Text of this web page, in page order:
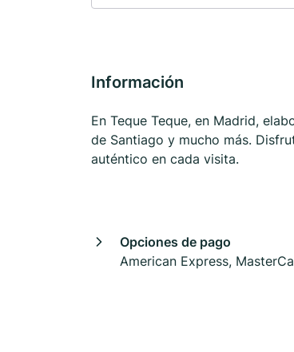
Información
En Teque Teque, en Madrid,
de Santiago y mucho más.
auténtico en cada visita.
Opciones de pago
American Express,